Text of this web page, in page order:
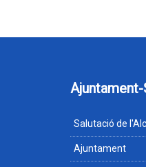
Salutació de
Ajuntament